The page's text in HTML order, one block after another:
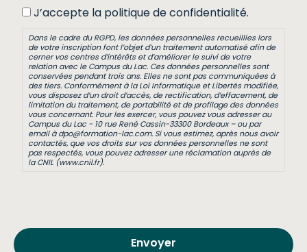
J’accepte la politique de confidentialité.
Dans le cadre du RGPD, les données personnelles recueillies lors
de votre inscription font l’objet d’un traitement automatisé afin de
cerner vos centres d’intérêts et d’améliorer le suivi de votre
relation avec le Campus du Lac. Ces données personnelles sont
conservées pendant trois ans. Elles ne sont pas communiquées à
des tiers. Conformément à la Loi Informatique et Libertés modifiée,
vous disposez d’un droit d’accès, de rectification, d’effacement, de
limitation du traitement, de portabilité et de profilage des données
vous concernant. Pour les exercer, vous pouvez vous adresser au
Campus du Lac - 10 rue René Cassin-33300 Bordeaux – ou par
email à dpo@formation-lac.com. Si vous estimez, après nous avoir
contactés, que vos droits sur vos données personnelles ne sont
pas respectés, vous pouvez adresser une réclamation auprès de
la CNIL (www.cnil.fr).